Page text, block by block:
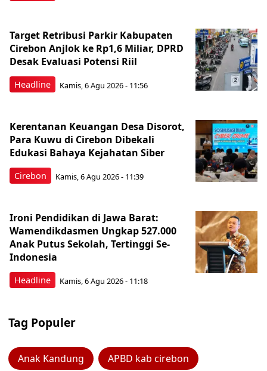
Headline
Target Retribusi Parkir Kabupaten
Cirebon Anjlok ke Rp1,6 Miliar, DPRD
Desak Evaluasi Potensi Riil
Kamis, 6 Agu 2026 - 11:56
Cirebon
Kerentanan Keuangan Desa Disorot,
Para Kuwu di Cirebon Dibekali
Edukasi Bahaya Kejahatan Siber
Kamis, 6 Agu 2026 - 11:39
Headline
Ironi Pendidikan di Jawa Barat:
Wamendikdasmen Ungkap 527.000
Anak Putus Sekolah, Tertinggi Se-
Indonesia
Kamis, 6 Agu 2026 - 11:18
Tag Populer
Anak Kandung APBD kab cirebon